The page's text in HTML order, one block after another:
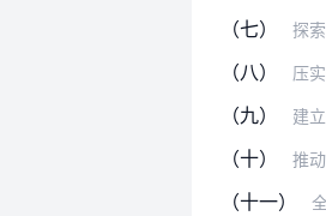
（七） 探索
（八） 压实
（九） 建立
（十） 推动
（十一）